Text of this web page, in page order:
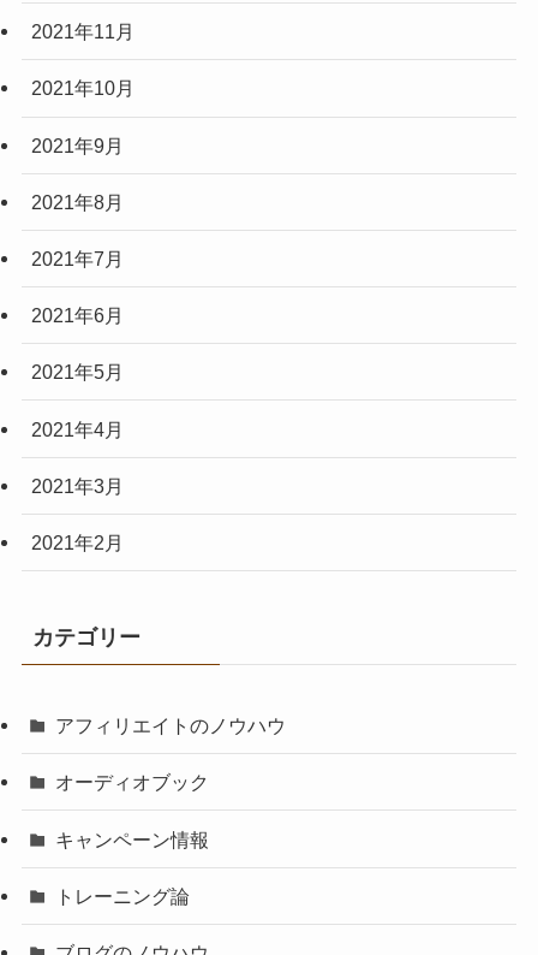
2021年11月
2021年10月
2021年9月
2021年8月
2021年7月
2021年6月
2021年5月
2021年4月
2021年3月
2021年2月
カテゴリー
アフィリエイトのノウハウ
オーディオブック
キャンペーン情報
トレーニング論